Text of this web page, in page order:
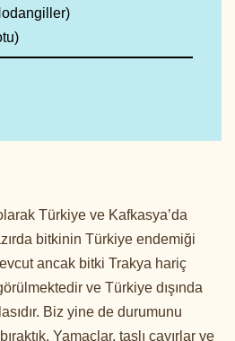
Türkiye ve Kafkasya’da
bitkinin Türkiye endemiği
ancak bitki Trakya hariç
ve Türkiye dışında
Biz yine de durumunu
Yamaçlar, taşlı çayırlar ve